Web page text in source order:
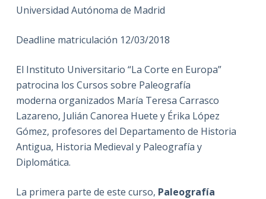
Universidad Autónoma de Madrid
Deadline matriculación 12/03/2018
El Instituto Universitario “La Corte en Europa”
patrocina los Cursos sobre Paleografía
moderna organizados María Teresa Carrasco
Lazareno, Julián Canorea Huete y Érika López
Gómez, profesores del Departamento de Historia
Antigua, Historia Medieval y Paleografía y
Diplomática.
La primera parte de este curso, Paleografía